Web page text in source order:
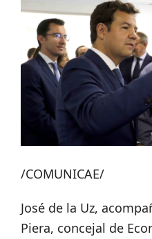
/COMUNICAE/
José de la Uz,
Piera, concejal de